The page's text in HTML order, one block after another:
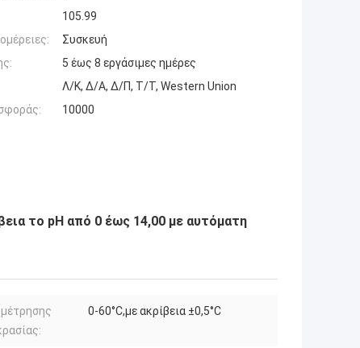
105.99
Συσκευή
5 έως 8 εργάσιμες ημέρες
Λ/Κ, Δ/Α, Δ/Π, Τ/Τ, Western Union
10000
το pH από 0 έως 14,00 με αυτόματη
0-60°C,με ακρίβεια ±0,5°C